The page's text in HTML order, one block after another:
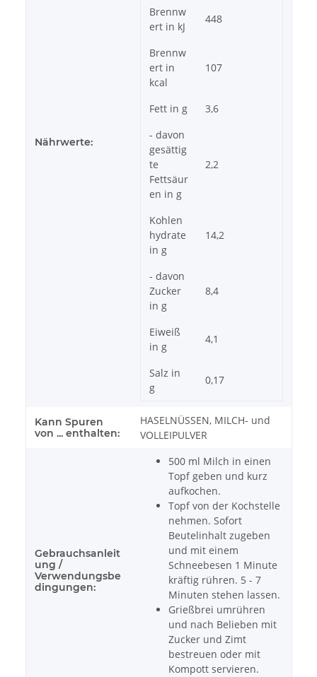
Nährwerte:
Brennw
ert in kJ
448
Brennw
ert in
kcal
107
Fett in g
3,6
- davon
gesättig
te
Fettsäur
en in g
2,2
Kohlen
hydrate
in g
14,2
- davon
Zucker
in g
8,4
Eiweiß
in g
4,1
Salz in
g
0,17
Kann Spuren
von ... enthalten:
HASELNÜSSEN, MILCH- und
VOLLEIPULVER
Gebrauchsanleit
ung /
Verwendungsbe
dingungen:
500 ml Milch in einen
Topf geben und kurz
aufkochen.
Topf von der Kochstelle
nehmen. Sofort
Beutelinhalt zugeben
und mit einem
Schneebesen 1 Minute
kräftig rühren. 5 - 7
Minuten stehen lassen.
Grießbrei umrühren
und nach Belieben mit
Zucker und Zimt
bestreuen oder mit
Kompott servieren.